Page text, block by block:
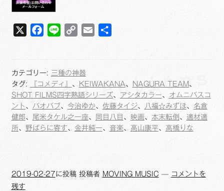
X
b
o
o
k
e
y
L
i
n
k
l
カテゴリー: 三種の神器
タグ:
『コメディ』 、 KEIWAKANA、 NAGURA TEAM 、
SHOT FILMS四字熟語シリーズ、 アシタカラー、 オムニバスコ
ント 、 バオバブ、 今治ゆか、 佐藤タイジ、 八福☆みずほ、 名倉
健郎、 尾米タケル之一座、 岡目八目 、 映画、 本末転倒 、 適材適
所、 野ばらに寄す、 金井純一、 音楽、 高山康平、 高橋りな
2019-02-27に投稿 投稿者 MOVING MUSIC — コメントを
残す